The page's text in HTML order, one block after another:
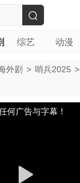
综艺 动漫
搜
外剧 > 哨兵2025 >
何广告与字幕！